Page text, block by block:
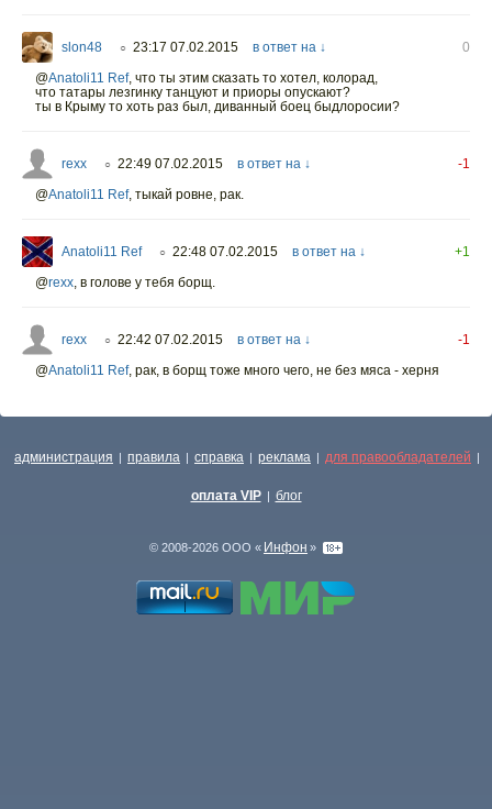
slon48 ○ 23:17 07.02.2015 в ответ на ↓
0
@Anatoli11 Ref, что ты этим сказать то хотел, колорад,
что татары лезгинку танцуют и приоры опускают?
ты в Крыму то хоть раз был, диванный боец быдлоросии?
rexx ○ 22:49 07.02.2015 в ответ на ↓
-1
@Anatoli11 Ref, тыкай ровне, рак.
Anatoli11 Ref ○ 22:48 07.02.2015 в ответ на ↓
+1
@rexx, в голове у тебя борщ.
rexx ○ 22:42 07.02.2015 в ответ на ↓
-1
@Anatoli11 Ref, рак, в борщ тоже много чего, не без мяса - херня
администрация | правила | справка | реклама | для правообладателей |
оплата VIP | блог
© 2008-2026 ООО « Инфон »